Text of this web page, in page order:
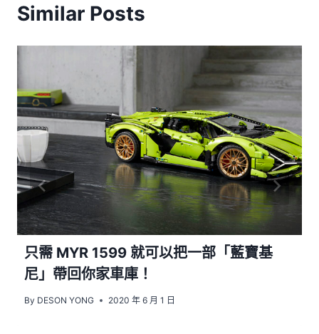
Similar Posts
只需 MYR 1599 就可以把一部「藍寶基
尼」帶回你家車庫！
By DESON YONG 2020 年 6 月 1 日